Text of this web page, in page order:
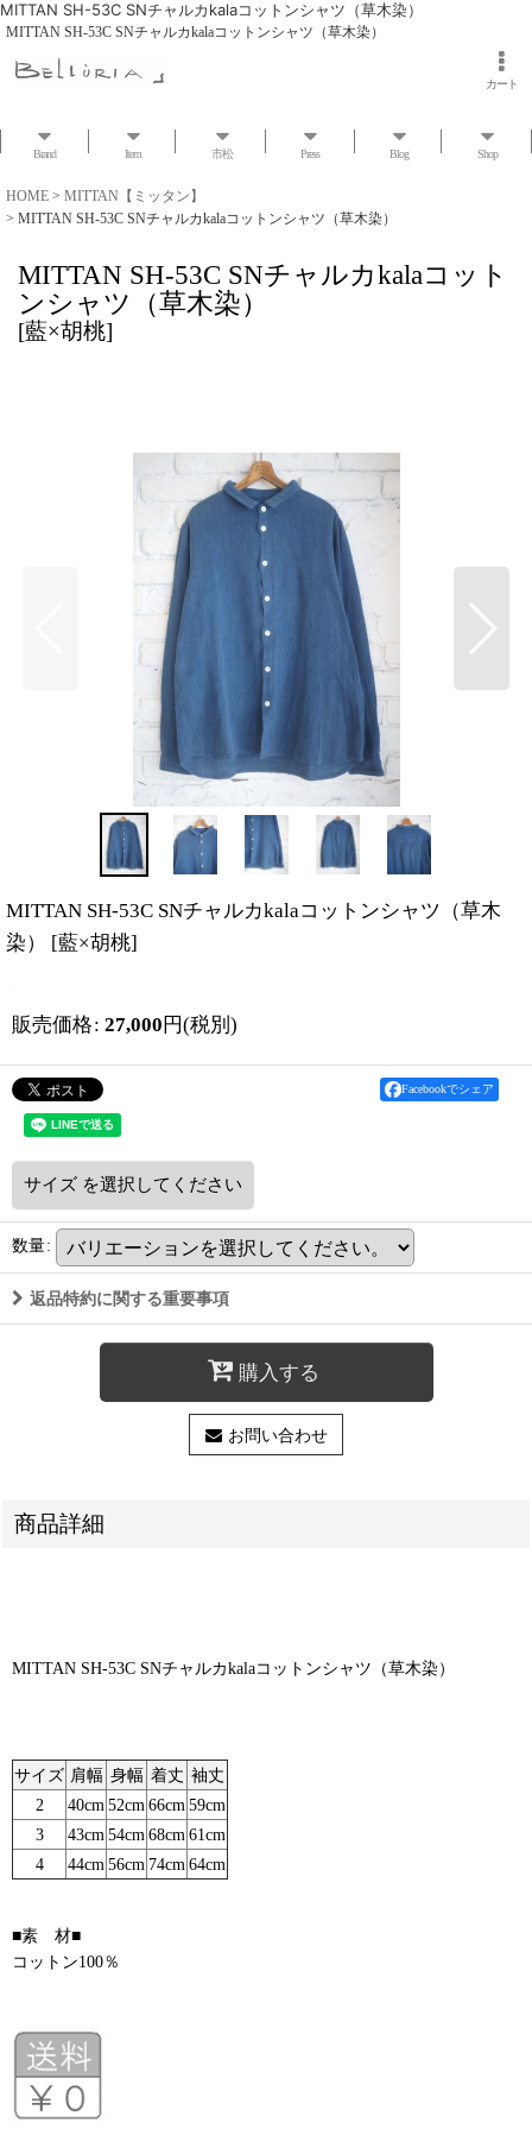
MITTAN SH-53C SNチャルカkalaコットンシャツ（草木染）
MITTAN SH-53C SNチャルカkalaコットンシャツ（草木染）
カート
Brand Item 市松 Press Blog Shop
HOME > MITTAN【ミッタン】
> MITTAN SH-53C SNチャルカkalaコットンシャツ（草木染）
MITTAN SH-53C SNチャルカkalaコット
ンシャツ（草木染）
[藍×胡桃]
MITTAN SH-53C SNチャルカkalaコットンシャツ（草木
染）
[藍×胡桃]
販売価格: 27,000 円(税別)
Facebookでシェア
サイズ を選択してください
数量:
返品特約に関する重要事項
購入する
お問い合わせ
商品詳細
MITTAN SH-53C SNチャルカkalaコットンシャツ（草木染）
サイズ 肩幅 身幅 着丈 袖丈
2
40cm 52cm 66cm 59cm
3
43cm 54cm 68cm 61cm
4
44cm 56cm 74cm 64cm
■素 材■
コットン100％